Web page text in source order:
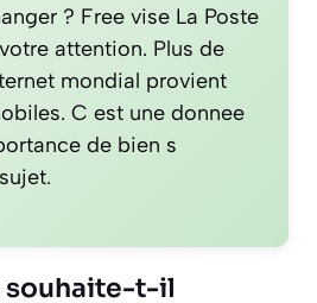
? Free vise La Poste
attention. Plus de
mondial provient
C est une donnee
de bien s
souhaite-t-il